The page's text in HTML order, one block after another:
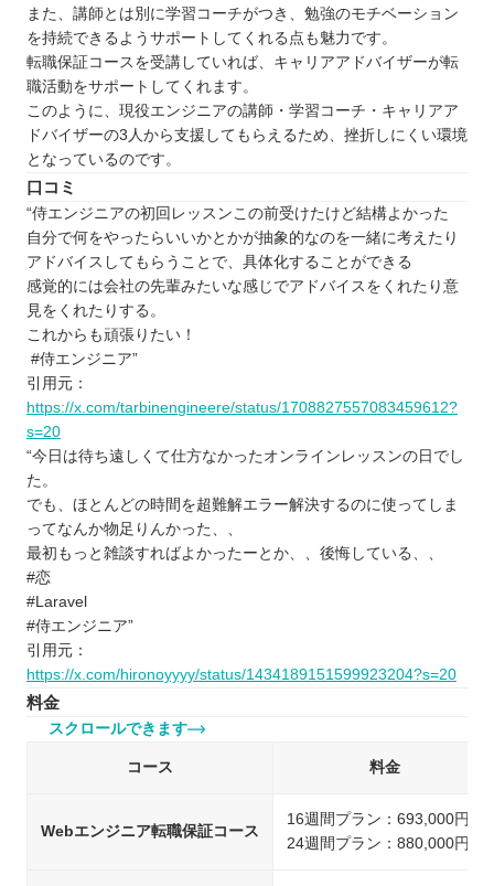
また、講師とは別に学習コーチがつき、勉強のモチベーション
を持続できるようサポートしてくれる点も魅力です。
転職保証コースを受講していれば、キャリアアドバイザーが転
職活動をサポートしてくれます。
このように、現役エンジニアの講師・学習コーチ・キャリアア
ドバイザーの3人から支援してもらえるため、挫折しにくい環境
となっているのです。
口コミ
“侍エンジニアの初回レッスンこの前受けたけど結構よかった
自分で何をやったらいいかとかが抽象的なのを一緒に考えたり
アドバイスしてもらうことで、具体化することができる
感覚的には会社の先輩みたいな感じでアドバイスをくれたり意
見をくれたりする。
これからも頑張りたい！
#侍エンジニア”
引用元：
https://x.com/tarbinengineere/status/1708827557083459612?
s=20
“今日は待ち遠しくて仕方なかったオンラインレッスンの日でし
た。
でも、ほとんどの時間を超難解エラー解決するのに使ってしま
ってなんか物足りんかった、、
最初もっと雑談すればよかったーとか、、後悔している、、
#恋
#Laravel
#侍エンジニア”
引用元：
https://x.com/hironoyyyy/status/1434189151599923204?s=20
料金
スクロールできます
コース 料金
Webエンジニア転職保証コース
16週間プラン：693,000円
24週間プラン：880,000円